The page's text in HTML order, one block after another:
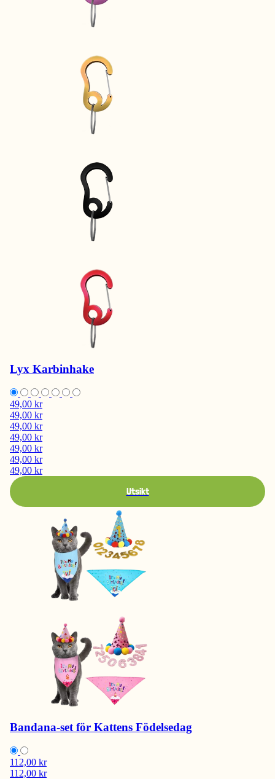
Lyx Karbinhake
49,00 kr
49,00 kr
49,00 kr
49,00 kr
49,00 kr
49,00 kr
49,00 kr
Utsikt
Bandana-set för Kattens Födelsedag
112,00 kr
112,00 kr